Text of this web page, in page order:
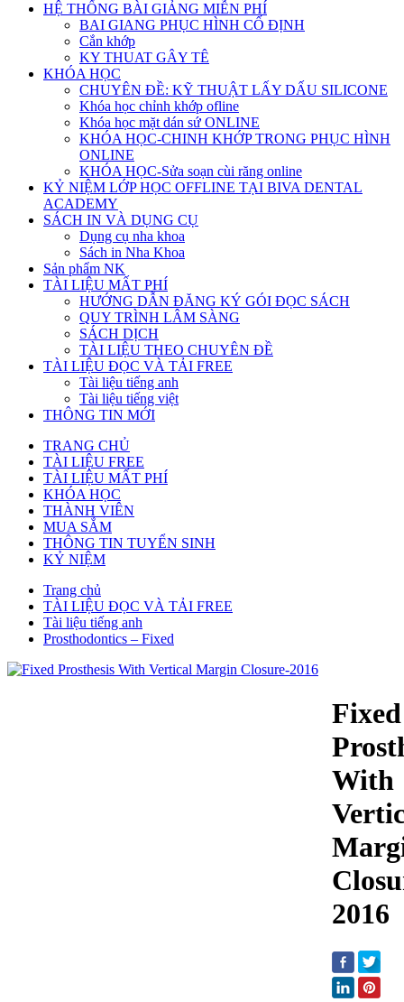
HỆ THỐNG BÀI GIẢNG MIỄN PHÍ
BAI GIANG PHỤC HÌNH CỐ ĐỊNH
Cắn khớp
KY THUAT GÂY TÊ
KHÓA HỌC
CHUYÊN ĐỀ: KỸ THUẬT LẤY DẤU SILICONE
Khóa học chỉnh khớp ofline
Khóa học mặt dán sứ ONLINE
KHÓA HỌC-CHINH KHỚP TRONG PHỤC HÌNH
ONLINE
KHÓA HỌC-Sửa soạn cùi răng online
KỶ NIỆM LỚP HỌC OFFLINE TẠI BIVA DENTAL
ACADEMY
SÁCH IN VÀ DỤNG CỤ
Dụng cụ nha khoa
Sách in Nha Khoa
Sản phẩm NK
TÀI LIỆU MẤT PHÍ
HƯỚNG DẪN ĐĂNG KÝ GÓI ĐỌC SÁCH
QUY TRÌNH LÂM SÀNG
SÁCH DỊCH
TÀI LIỆU THEO CHUYÊN ĐỀ
TÀI LIỆU ĐỌC VÀ TẢI FREE
Tài liệu tiếng anh
Tài liệu tiếng việt
THÔNG TIN MỚI
TRANG CHỦ
TÀI LIỆU FREE
TÀI LIỆU MẤT PHÍ
KHÓA HỌC
THÀNH VIÊN
MUA SẮM
THÔNG TIN TUYỂN SINH
KỶ NIỆM
Trang chủ
TÀI LIỆU ĐỌC VÀ TẢI FREE
Tài liệu tiếng anh
Prosthodontics – Fixed
Fixed
With
2016